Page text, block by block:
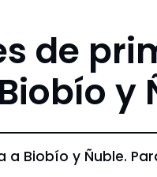
de
y
Biobío y Ñuble.